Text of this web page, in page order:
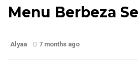
Menu Berbeza
Alyaa 7 months ago